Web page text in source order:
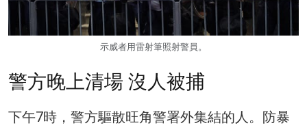
示威者用雷射筆照射警員。
警方晚上清場 沒人被捕
下午7時，警方驅散旺角警署外集結的人。防暴